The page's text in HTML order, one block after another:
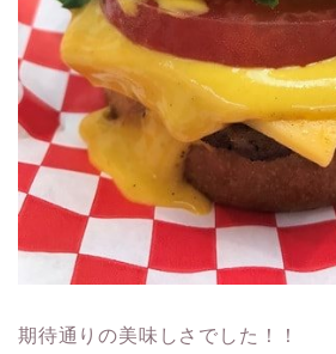
期待通りの美味しさでした！！